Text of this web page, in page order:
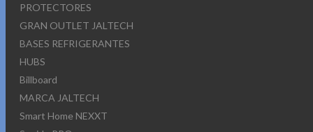
PROTECTORES
GRAN OUTLET JALTECH
BASES REFRIGERANTES
HUBS
Billboard
MARCA JALTECH
Smart Home NEXXT